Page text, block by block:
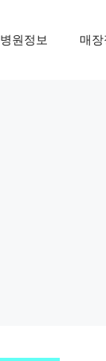
병원정보 매